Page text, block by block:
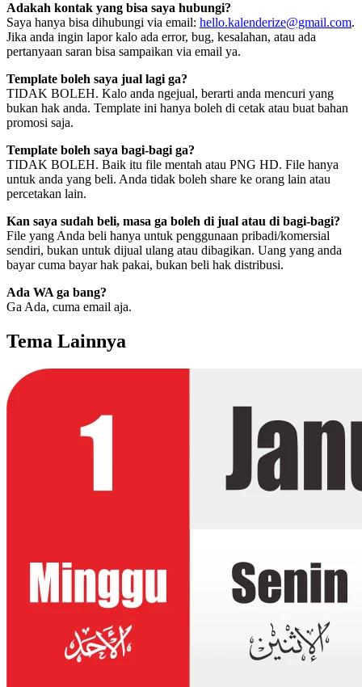
Adakah kontak yang bisa saya hubungi?
Saya hanya bisa dihubungi via email: hello.kalenderize@gmail.com.
Jika anda ingin lapor kalo ada error, bug, kesalahan, atau ada
pertanyaan saran bisa sampaikan via email ya.
Template boleh saya jual lagi ga?
TIDAK BOLEH. Kalo anda ngejual, berarti anda mencuri yang
bukan hak anda. Template ini hanya boleh di cetak atau buat bahan
promosi saja.
Template boleh saya bagi-bagi ga?
TIDAK BOLEH. Baik itu file mentah atau PNG HD. File hanya
untuk anda yang beli. Anda tidak boleh share ke orang lain atau
percetakan lain.
Kan saya sudah beli, masa ga boleh di jual atau di bagi-bagi?
File yang Anda beli hanya untuk penggunaan pribadi/komersial
sendiri, bukan untuk dijual ulang atau dibagikan. Uang yang anda
bayar cuma bayar hak pakai, bukan beli hak distribusi.
Ada WA ga bang?
Ga Ada, cuma email aja.
Tema Lainnya